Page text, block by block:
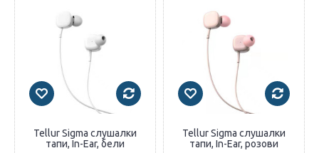
Tellur Sigma слушалки
тапи, In-Ear, бели
Tellur Sigma слушалки
тапи, In-Ear, розови